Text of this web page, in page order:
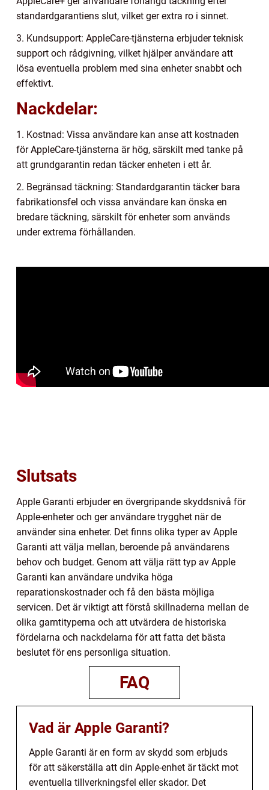
standardgarantiens slut, vilket ger extra ro i sinnet.
3. Kundsupport: AppleCare-tjänsterna erbjuder teknisk
support och rådgivning, vilket hjälper användare att
lösa eventuella problem med sina enheter snabbt och
effektivt.
Nackdelar:
1. Kostnad: Vissa användare kan anse att kostnaden
för AppleCare-tjänsterna är hög, särskilt med tanke på
att grundgarantin redan täcker enheten i ett år.
2. Begränsad täckning: Standardgarantin täcker bara
fabrikationsfel och vissa användare kan önska en
bredare täckning, särskilt för enheter som används
under extrema förhållanden.
Slutsats
Apple Garanti erbjuder en övergripande skyddsnivå för
Apple-enheter och ger användare trygghet när de
använder sina enheter. Det finns olika typer av Apple
Garanti att välja mellan, beroende på användarens
behov och budget. Genom att välja rätt typ av Apple
Garanti kan användare undvika höga
reparationskostnader och få den bästa möjliga
servicen. Det är viktigt att förstå skillnaderna mellan de
olika garntityperna och att utvärdera de historiska
fördelarna och nackdelarna för att fatta det bästa
beslutet för ens personliga situation.
FAQ
Vad är Apple Garanti?
Apple Garanti är en form av skydd som erbjuds
för att säkerställa att din Apple-enhet är täckt mot
eventuella tillverkningsfel eller skador. Det